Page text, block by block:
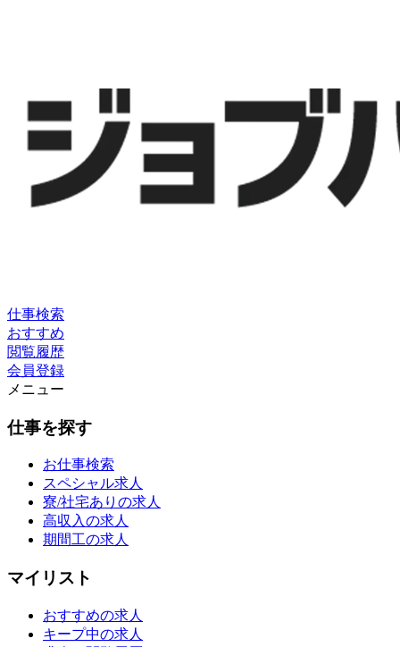
仕事検索
おすすめ
閲覧履歴
会員登録
メニュー
仕事を探す
お仕事検索
スペシャル求人
寮/社宅ありの求人
高収入の求人
期間工の求人
マイリスト
おすすめの求人
キープ中の求人